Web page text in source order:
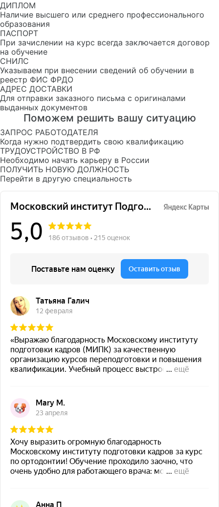
ДИПЛОМ
Наличие высшего или среднего профессионального
образования
ПАСПОРТ
При зачислении на курс всегда заключается договор
на обучение
СНИЛС
Указываем при внесении сведений об обучении в
реестр ФИС ФРДО
АДРЕС ДОСТАВКИ
Для отправки заказного письма с оригиналами
выданных документов
Поможем решить вашу ситуацию
ЗАПРОС РАБОТОДАТЕЛЯ
Когда нужно подтвердить свою квалификацию
ТРУДОУСТРОЙСТВО В РФ
Необходимо начать карьеру в России
ПОЛУЧИТЬ НОВУЮ ДОЛЖНОСТЬ
Перейти в другую специальность